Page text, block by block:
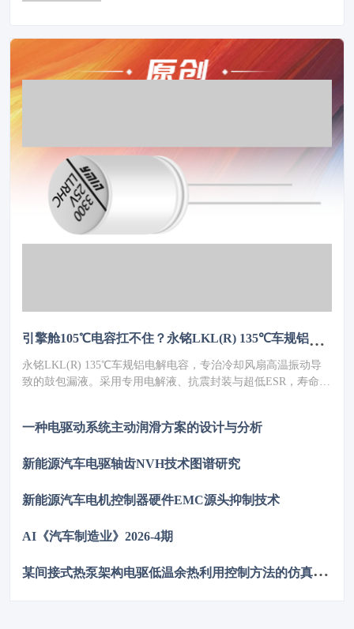
引擎舱105℃电容扛不住？永铭LKL(R) 135℃车规铝电解电容，破解冷却风扇高温振动失效难题
永铭LKL(R) 135℃车规铝电解电容，专治冷却风扇高温振动导
致的鼓包漏液。采用专用电解液、抗震封装与超低ESR，寿命超
近零，全生命周期成本优势显著，助力国产化替代。
一种电驱动系统主动润滑方案的设计与分析
新能源汽车电驱轴齿NVH技术图谱研究
新能源汽车电机控制器硬件EMC源头抑制技术
AI《汽车制造业》2026-4期
某
间接式热泵架构电驱低温余热利用控制方法的仿真优化研究